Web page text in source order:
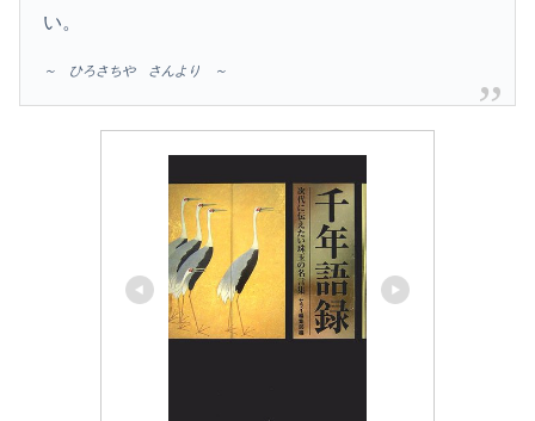
い。
～ ひろさちや さんより ～